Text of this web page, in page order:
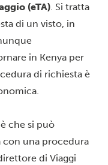
(eTA). Si tratta
di un visto, in
in Kenya per
di richiesta è
che si può
con una procedura
di Viaggi